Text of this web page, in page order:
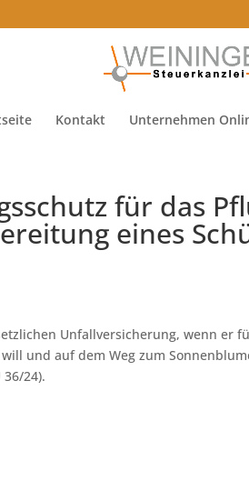
Kontakt Unternehmen
für das
eines
Unfallversicherung, wenn er
und auf dem Weg zum
36/24).